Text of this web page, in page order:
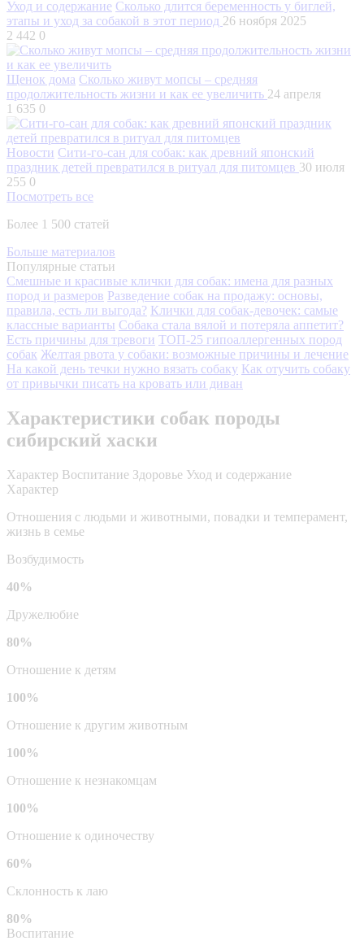
Уход и содержание Сколько длится беременность у биглей,
этапы и уход за собакой в этот период 26 ноября 2025
2 442 0
Щенок дома Сколько живут мопсы – средняя
продолжительность жизни и как ее увеличить 24 апреля
1 635 0
Новости Сити-го-сан для собак: как древний японский
праздник детей превратился в ритуал для питомцев 30 июля
255 0
Посмотреть все
Более 1 500 статей
Больше материалов
Популярные статьи
Смешные и красивые клички для собак: имена для разных
пород и размеров Разведение собак на продажу: основы,
правила, есть ли выгода? Клички для собак-девочек: самые
классные варианты Собака стала вялой и потеряла аппетит?
Есть причины для тревоги ТОП-25 гипоаллергенных пород
собак Желтая рвота у собаки: возможные причины и лечение
На какой день течки нужно вязать собаку Как отучить собаку
от привычки писать на кровать или диван
Характеристики собак породы
сибирский хаски
Характер Воспитание Здоровье Уход и содержание
Характер
Отношения с людьми и животными, повадки и темперамент,
жизнь в семье
Возбудимость
40%
Дружелюбие
80%
Отношение к детям
100%
Отношение к другим животным
100%
Отношение к незнакомцам
100%
Отношение к одиночеству
60%
Склонность к лаю
80%
Воспитание